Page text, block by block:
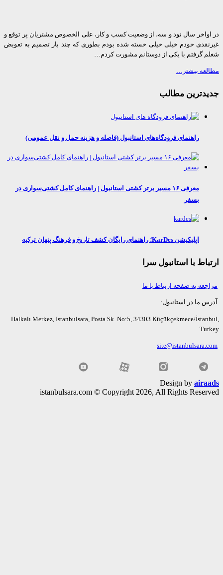
سال نود و سه، از وضعیت کسب و کار، علی الخصوص مشتریان پر توقع و
خودم خیلی خیلی خسته شده بودم بطوری که چند بار تصمیم به تعویض
گرفتم با یکی از دوستانم مشورت کردم…
بیشتر…
مطالب
راهنمای فرودگاه‌های استانبول (فاصله و هزینه حمل و نقل عمومی)
معرفی ۱۶ مسیر برتر کشتی استانبول | راهنمای کامل کشتی‌سواری در
اپلیکیشن KarDes؛ راهنمای رایگان کشف تاریخ و فرهنگ پنهان ترکیه
با استانبول سرا
به صفحه ارتباط با ما
ما در استانبول:
Halkalı Merkez, Istanbulsara, Posta Sk. No:5, 34303 Küçükçekmece/
Design by
istanbulsara.com © Copyright 2026, All Rights